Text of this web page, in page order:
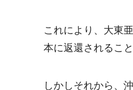
これにより、大東
本に返還されるこ
しかしそれから、